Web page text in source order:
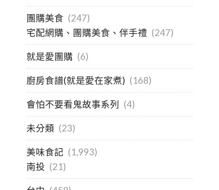
團購美食 (247)
宅配網購、團購美食、伴手禮 (247)
就是愛團購 (6)
廚房食譜(就是愛在家煮) (168)
會怕不要看鬼故事系列 (4)
未分類 (23)
美味食記 (1,993)
南投 (21)